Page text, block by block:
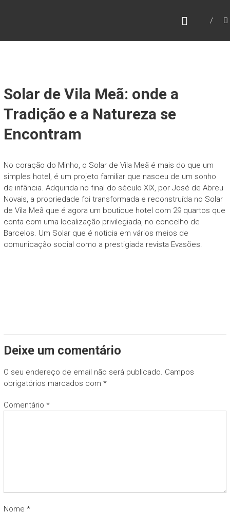
L
E
L
A
D
,
L
D
A
Solar de Vila Meã: onde a
Tradição e a Natureza se
Encontram
No coração do Minho, o Solar de Vila Meã é mais do que um
simples hotel, é um projeto familiar que nasceu de um sonho
de infância. Adquirida no final do século XIX, por José de Abreu
Novais, a propriedade foi transformada e reconstruída no Solar
de Vila Meã que é agora um boutique hotel com 29 quartos que
conta com uma localização privilegiada, no concelho de
Barcelos. Um Solar que é noticia em vários meios de
comunicação social como a prestigiada revista Evasões.
Deixe um comentário
O seu endereço de email não será publicado. Campos
obrigatórios marcados com *
Comentário *
Nome *